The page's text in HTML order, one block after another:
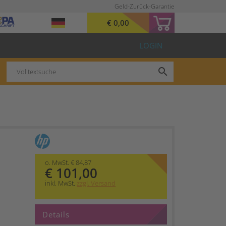
Geld-Zurück-Garantie
€ 0,00
LOGIN
search
o. MwSt. € 84,87
€ 101,00
inkl. MwSt. zzgl. Versand
Details